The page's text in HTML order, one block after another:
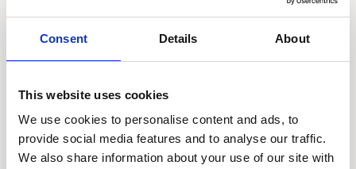
Consent Details About
This website uses cookies
We use cookies to personalise content and ads, to
provide social media features and to analyse our traffic.
We also share information about your use of our site with